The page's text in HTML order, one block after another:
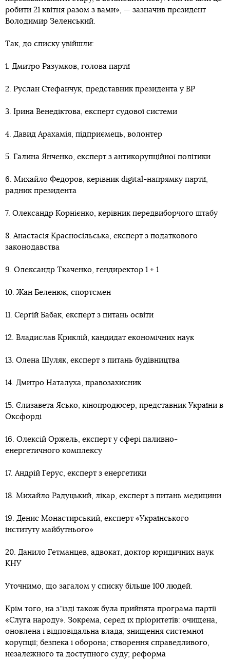
робити 21 квітня разом з вами», — зазначив президент
Володимир Зеленський.
Так, до списку увійшли:
1. Дмитро Разумков, голова партії
2. Руслан Стефанчук, представник президента у ВР
3. Ірина Венедіктова, експерт судової системи
4. Давид Арахамія, підприємець, волонтер
5. Галина Янченко, експерт з антикорупційної політики
6. Михайло Федоров, керівник digital-напрямку партії,
радник президента
7. Олександр Корнієнко, керівник передвиборчого штабу
8. Анастасія Красносільська, експерт з податкового
законодавства
9. Олександр Ткаченко, гендиректор 1 + 1
10. Жан Беленюк, спортсмен
11. Сергій Бабак, експерт з питань освіти
12. Владислав Криклій, кандидат економічних наук
13. Олена Шуляк, експерт з питань будівництва
14. Дмитро Наталуха, правозахисник
15. Єлизавета Ясько, кінопродюсер, представник України в
Оксфорді
16. Олексій Оржель, експерт у сфері паливно-
енергетичного комплексу
17. Андрій Герус, експерт з енергетики
18. Михайло Радуцький, лікар, експерт з питань медицини
19. Денис Монастирський, експерт «Українського
інституту майбутнього»
20. Данило Гетманцев, адвокат, доктор юридичних наук
КНУ
Уточнимо, що загалом у списку більше 100 людей.
Крім того, на зʼїзді також була прийнята програма партії
«Слуга народу». Зокрема, серед їх пріоритетів: очищена,
оновлена і відповідальна влада; знищення системної
корупції; безпека і оборона; створення справедливого,
незалежного та доступного суду; реформа